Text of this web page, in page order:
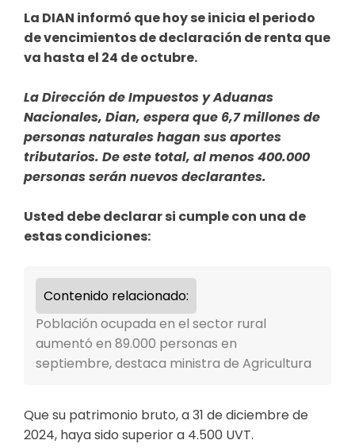
La DIAN informó que hoy se inicia el periodo
de vencimientos de declaración de renta que
va hasta el 24 de octubre.
La Dirección de Impuestos y Aduanas
Nacionales, Dian, espera que 6,7 millones de
personas naturales hagan sus aportes
tributarios. De este total, al menos 400.000
personas serán nuevos declarantes.
Usted debe declarar si cumple con una de
estas condiciones:
Contenido relacionado:
Población ocupada en el sector rural
aumentó en 89.000 personas en
septiembre, destaca ministra de Agricultura
Que su patrimonio bruto, a 31 de diciembre de
2024, haya sido superior a 4.500 UVT.